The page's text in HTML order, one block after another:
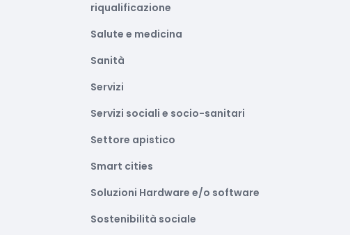
riqualificazione
Salute e medicina
Sanità
Servizi
Servizi sociali e socio-sanitari
Settore apistico
Smart cities
Soluzioni Hardware e/o software
Sostenibilità sociale